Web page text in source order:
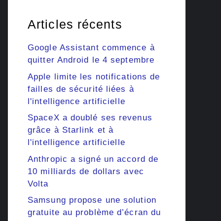
Articles récents
Google Assistant commence à
quitter Android le 4 septembre
Apple limite les notifications de
failles de sécurité liées à
l'intelligence artificielle
SpaceX a doublé ses revenus
grâce à Starlink et à
l'intelligence artificielle
Anthropic a signé un accord de
10 milliards de dollars avec
Volta
Samsung propose une solution
gratuite au problème d’écran du